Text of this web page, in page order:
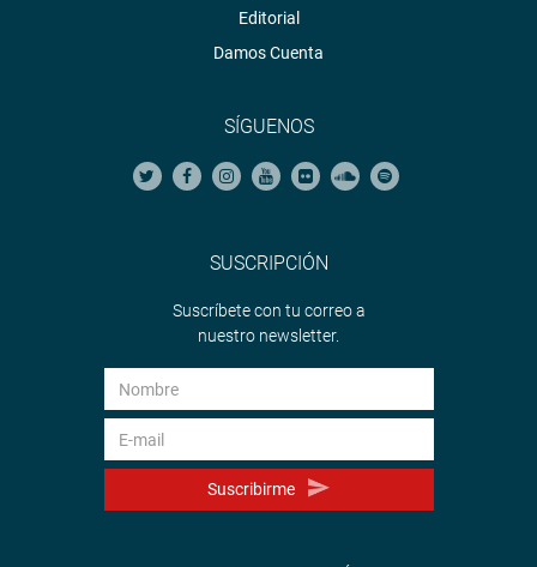
Editorial
Damos Cuenta
SÍGUENOS
SUSCRIPCIÓN
Suscríbete con tu correo a
nuestro newsletter.
Suscribirme